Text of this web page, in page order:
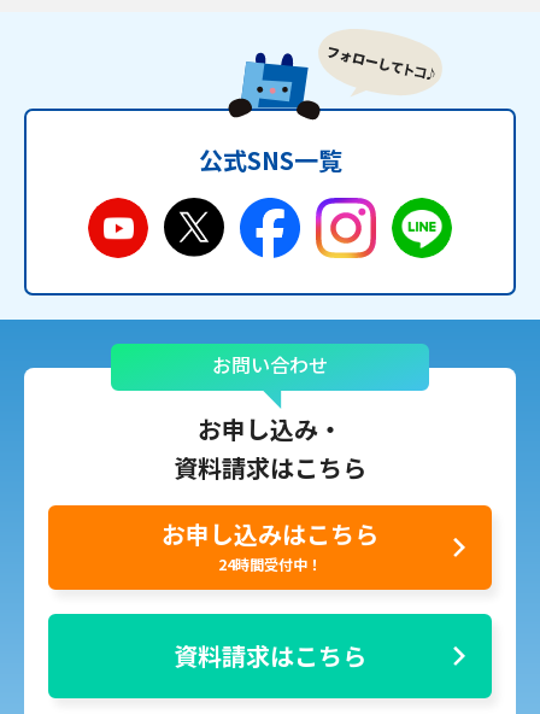
公式SNS一覧
お問い合わせ
お申し込み・
資料請求はこちら
お申し込みはこちら
24時間受付中！
資料請求はこちら